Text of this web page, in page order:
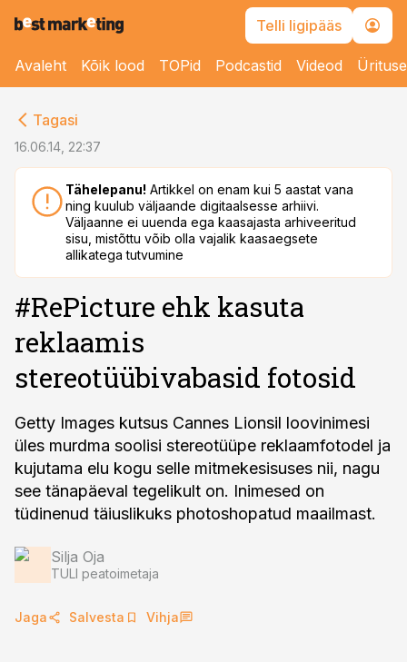
Telli ligipääs
Avaleht Kõik lood TOPid Podcastid Videod
Tagasi
16.06.14, 22:37
Tähelepanu! Artikkel on enam kui 5 aastat vana
ning kuulub väljaande digitaalsesse arhiivi.
Väljaanne ei uuenda ega kaasajasta arhiveeritud
sisu, mistõttu võib olla vajalik kaasaegsete
allikatega tutvumine
#RePicture ehk kasuta
reklaamis
stereotüübivabasid fotosid
Getty Images kutsus Cannes Lionsil loovinimesi
üles murdma soolisi stereotüüpe reklaamfotodel ja
kujutama elu kogu selle mitmekesisuses nii, nagu
see tänapäeval tegelikult on. Inimesed on
tüdinenud täiuslikuks photoshopatud maailmast.
Silja Oja
TULI peatoimetaja
Jaga Salvesta Vihja